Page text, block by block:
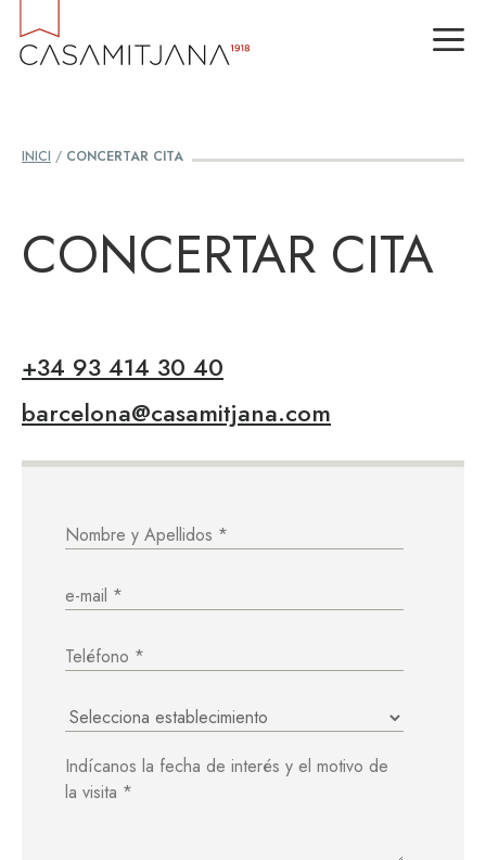
INICI / CONCERTAR CITA
CONCERTAR CITA
+34 93 414 30 40
barcelona@casamitjana.com